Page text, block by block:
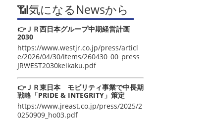
📶気になるNewsから
👉ＪＲ西日本グループ中期経営計画
2030
https://www.westjr.co.jp/press/articl
e/2026/04/30/items/260430_00_press_
JRWEST2030keikaku.pdf
👉ＪＲ東日本 モビリティ事業で中長期
戦略「PRIDE & INTEGRITY」策定
https://www.jreast.co.jp/press/2025/2
0250909_ho03.pdf